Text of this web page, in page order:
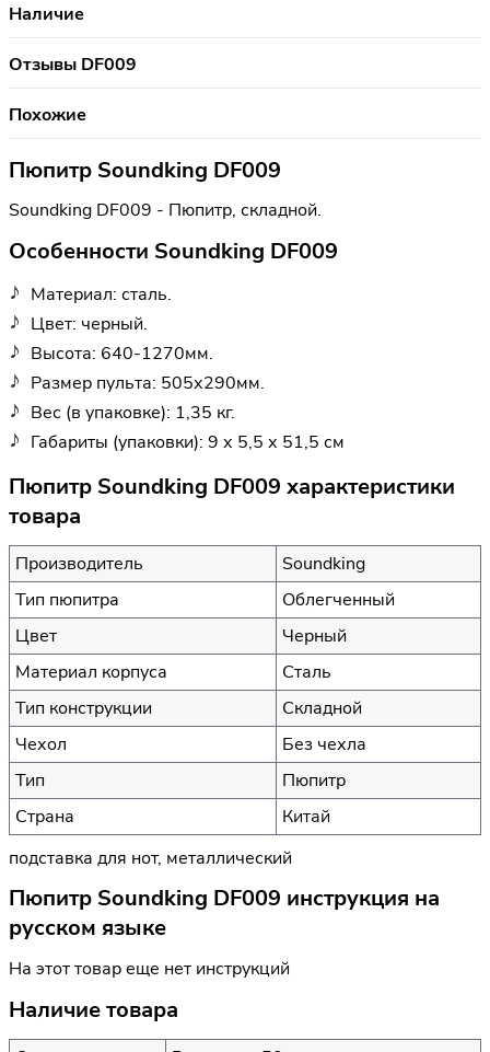
Наличие
Отзывы DF009
Похожие
Пюпитр Soundking DF009
Soundking DF009 - Пюпитр, складной.
Особенности Soundking DF009
Материал: сталь.
Цвет: черный.
Высота: 640-1270мм.
Размер пульта: 505х290мм.
Вес (в упаковке): 1,35 кг.
Габариты (упаковки): 9 х 5,5 х 51,5 см
Пюпитр Soundking DF009 характеристики
товара
Производитель
Soundking
Тип пюпитра
Облегченный
Цвет
Черный
Материал корпуса
Сталь
Тип конструкции
Складной
Чехол
Без чехла
Тип
Пюпитр
Страна
Китай
подставка для нот, металлический
Пюпитр Soundking DF009 инструкция на
русском языке
На этот товар еще нет инструкций
Наличие товара